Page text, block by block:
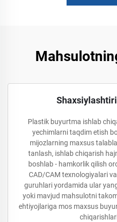
Plastik buyurtma ishlab
yechimlarni taqdim etish
mijozlarning maxsus
tanlash, ishlab chiqarish
boshlab - hamkorlik qilish
CAD/CAM texnologiyalari
guruhlari yordamida ular
yoki mavjud mahsulotni
ehtiyojlariga mos maxsus